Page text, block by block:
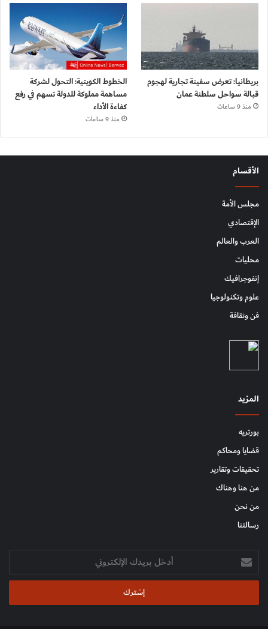
بريطانيا: تعرض سفينة تجارية لهجوم
قبالة سواحل سلطنة عمان
منذ 9 ساعات
الخطوط الكويتية: التحول لشركة
مساهمة مملوكة للدولة تسهم في رفع
كفاءة الأداء
منذ 9 ساعات
الأقسام
مجلس الأمة
الإقتصادي
العرب والعالم
محليات
إنفوجرافيك
علوم وتكنولوجيا
فن وثقافة
المزيد
بورتريه
قضايا ومحاكم
تحقيقات وتقارير
من هنا وهناك
من نحن
رسالتنا
أدخل
بريدك
الإلكتروني